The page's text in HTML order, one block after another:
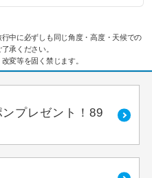
中に必ずしも同じ角度・高度・天候での
承ください。
変等を固く禁じます。
プレゼント！89